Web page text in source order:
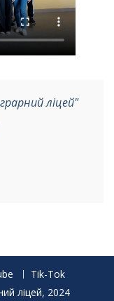
ліцей"
Tik-Tok
ліцей, 2024